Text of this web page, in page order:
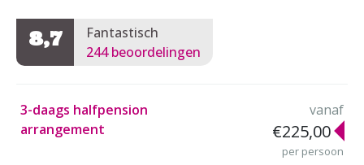
8,7
Fantastisch
244 beoordelingen
3-daags halfpension
arrangement
vanaf
€225,00
per persoon